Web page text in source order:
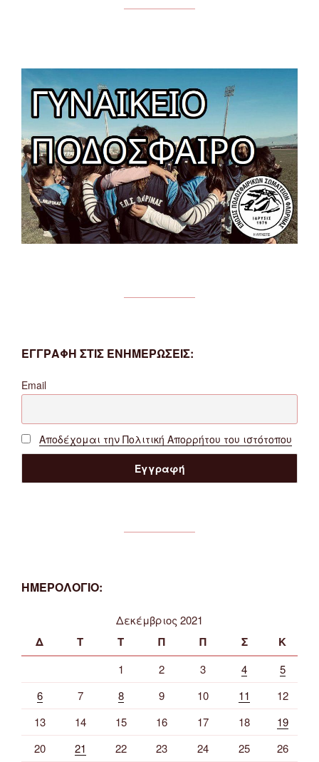
ΕΓΓΡΑΦΗ ΣΤΙΣ ΕΝΗΜΕΡΩΣΕΙΣ:
Email
Αποδέχομαι την Πολιτική Απορρήτου του ιστότοπου
ΗΜΕΡΟΛΟΓΙΟ:
Δεκέμβριος 2021
Δ Τ Τ Π Π Σ Κ
1 2 3 4
5
6
7 8 9 10 11
12
13
14 15 16 17 18
19
20
21 22 23 24 25
26